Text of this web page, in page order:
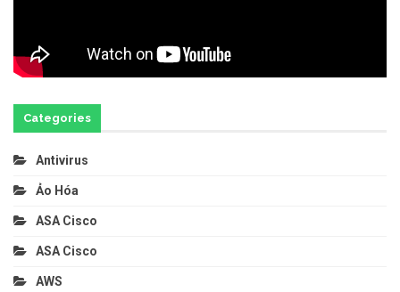
Categories
Antivirus
Ảo Hóa
ASA Cisco
ASA Cisco
AWS